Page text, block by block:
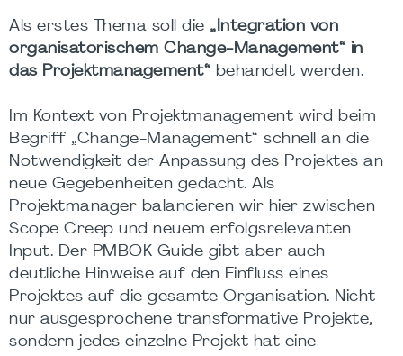
Als erstes Thema soll die „Integration von
organisatorischem Change-Management“ in
das Projektmanagement“ behandelt werden.
Im Kontext von Projektmanagement wird beim
Begriff „Change-Management“ schnell an die
Notwendigkeit der Anpassung des Projektes an
neue Gegebenheiten gedacht. Als
Projektmanager balancieren wir hier zwischen
Scope Creep und neuem erfolgsrelevanten
Input. Der PMBOK Guide gibt aber auch
deutliche Hinweise auf den Einfluss eines
Projektes auf die gesamte Organisation. Nicht
nur ausgesprochene transformative Projekte,
sondern jedes einzelne Projekt hat eine